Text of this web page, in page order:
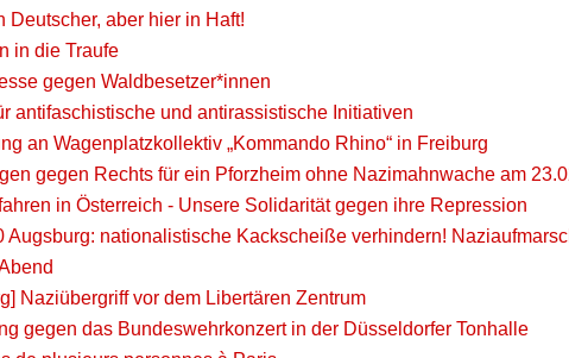
Deutscher, aber hier in Haft!
in die Traufe
gegen Waldbesetzer*innen
antifaschistische und antirassistische Initiativen
an Wagenplatzkollektiv „Kommando Rhino“ in Freiburg
gegen Rechts für ein Pforzheim ohne Nazimahnwache am
in Österreich - Unsere Solidarität gegen ihre Repression
Augsburg: nationalistische Kackscheiße verhindern!
Naziübergriff vor dem Libertären Zentrum
gegen das Bundeswehrkonzert in der Düsseldorfer Tonhalle